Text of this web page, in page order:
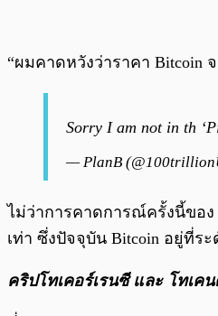
“ผมคาดหวังว่าราคา Bitcoin จ
Sorry I am not in th
— PlanB
ไม่ว่าการคาดการณ์ครั้งนี้ของ
เท่า ซึ่งปัจจุบัน Bitcoin อยู่ที่ร
คริปโทเคอร์เรนซี และ โทเ